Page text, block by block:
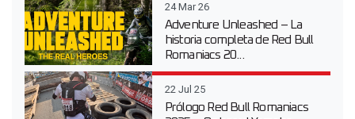
24 Mar 26
Adventure Unleashed – La
historia completa de Red Bull
Romaniacs 20...
22 Jul 25
Prólogo Red Bull Romaniacs